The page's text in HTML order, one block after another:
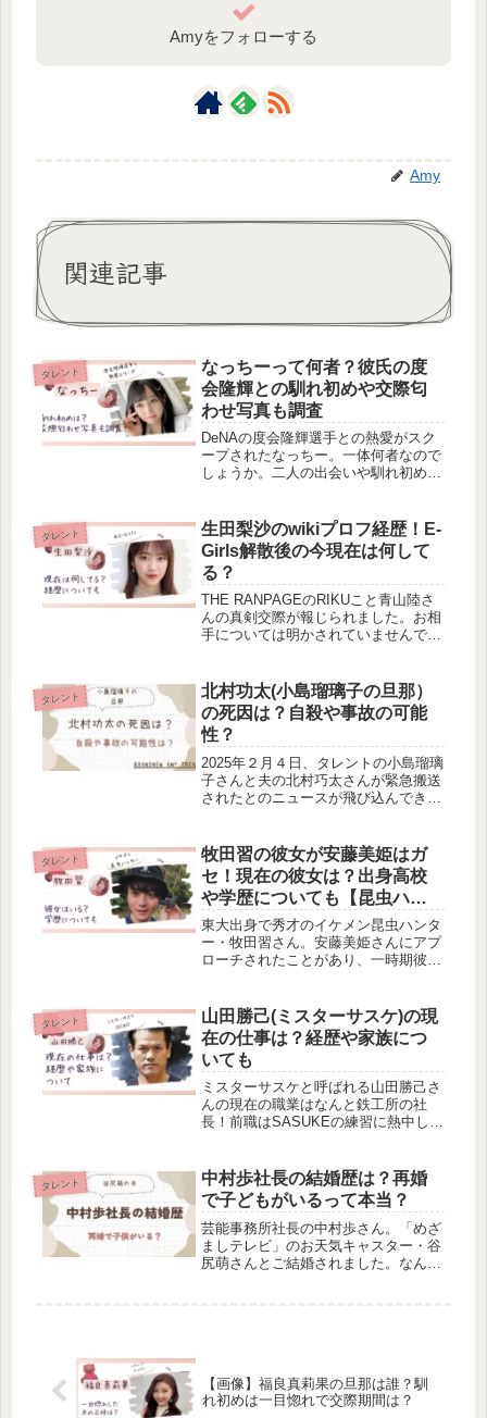
Amyをフォローする
Amy
関連記事
タレント
なっちーって何者？彼氏の度
会隆輝との馴れ初めや交際匂
わせ写真も調査
DeNAの度会隆輝選手との熱愛がスク
ープされたなっちー。一体何者なので
しょうか。二人の出会いや馴れ初めも
いですよ！気になる方はぜひ見ていっ
てくださいね！
タレント
生田梨沙のwikiプロフ経歴！E-
Girls解散後の今現在は何して
る？
THE RANPAGEのRIKUこと青山陸さ
んの真剣交際が報じられました。お相
手については明かされていませんでし
さんの経歴や現在について調べてみま
した。
タレント
北村功太(小島瑠璃子の旦那）
の死因は？自殺や事故の可能
性？
2025年２月４日、タレントの小島瑠璃
子さんと夫の北村巧太さんが緊急搬送
されたとのニュースが飛び込んできま
ったのでしょうか。北村巧太さんの死
因を調べました。小島瑠璃子と旦那...
タレント
牧田習の彼女が安藤美姫はガ
セ！現在の彼女は？出身高校
や学歴についても【昆虫ハン
ター】
東大出身で秀才のイケメン昆虫ハンタ
ー・牧田習さん。安藤美姫さんにアプ
ローチされたことがあり、一時期彼女
も見ていってくださいね！
タレント
山田勝己(ミスターサスケ)の現
在の仕事は？経歴や家族につ
いても
ミスターサスケと呼ばれる山田勝己さ
んの現在の職業はなんと鉄工所の社
長！前職はSASUKEの練習に熱中しす
ついて、また、家族についても調べて
みました。
タレント
中村歩社長の結婚歴は？再婚
で子どもがいるって本当？
芸能事務所社長の中村歩さん。「めざ
ましテレビ」のお天気キャスター・谷
尻萌さんとご結婚されました。なんと
【画像】福良真莉果の旦那は誰？馴
れ初めは一目惚れで交際期間は？